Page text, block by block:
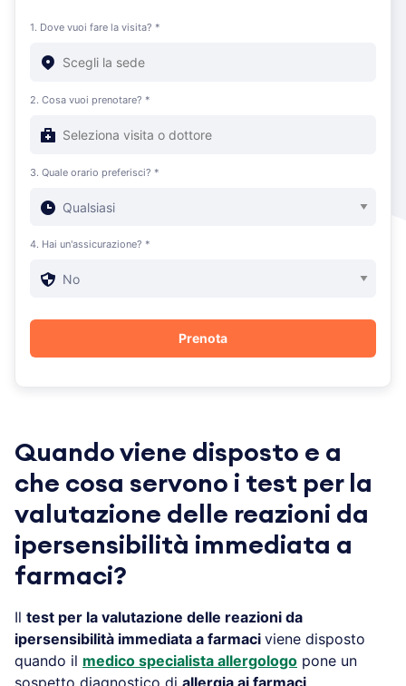
1. Dove vuoi fare la visita? *
2. Cosa vuoi prenotare? *
3. Quale orario preferisci? *
4. Hai un'assicurazione? *
Quando viene disposto e a
che cosa servono i test per la
valutazione delle reazioni da
ipersensibilità immediata a
farmaci?
Il test per la valutazione delle reazioni da
ipersensibilità immediata a farmaci viene disposto
quando il medico specialista allergologo pone un
sospetto diagnostico di allergia ai farmaci.